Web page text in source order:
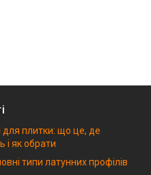
для плитки: що це, де
і як обрати
типи латунних профілів